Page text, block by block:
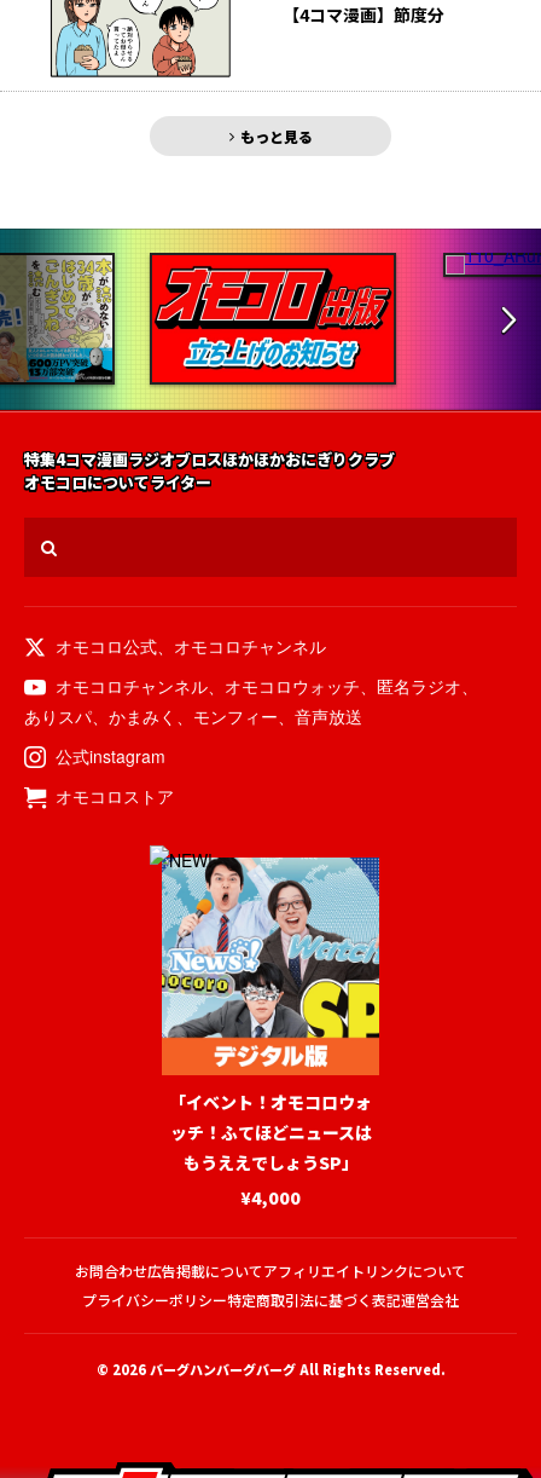
【4コマ漫画】節度分
もっと見る
特集4コマ漫画ラジオブロスほかほかおにぎりクラブ
オモコロについてライター
オモコロ公式、 オモコロチャンネル
オモコロチャンネル、 オモコロウォッチ、 匿名ラジオ、
ありスパ、 かまみく 、 モンフィー、 音声放送
公式instagram
オモコロストア
「イベント！オモコロウォ
ッチ！ふてほどニュースは
もうええでしょうSP」
¥4,000
お問合わせ広告掲載についてアフィリエイトリンクについて
プライバシーポリシー特定商取引法に基づく表記運営会社
© 2026バーグハンバーグバーグAll Rights Reserved.